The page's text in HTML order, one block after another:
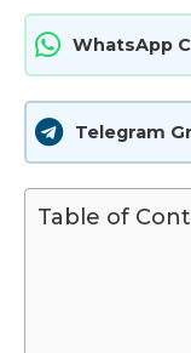
WhatsApp
Telegram
Table of